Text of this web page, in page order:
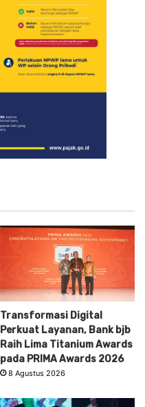
Transformasi Digital
Perkuat Layanan, Bank bjb
Raih Lima Titanium Awards
pada PRIMA Awards 2026
8 Agustus 2026